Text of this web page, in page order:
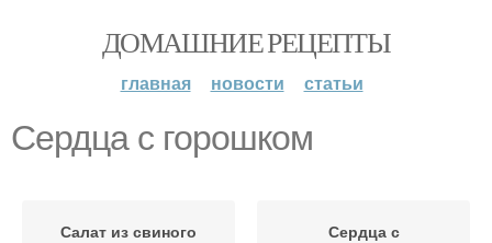
ДОМАШНИЕ РЕЦЕПТЫ
главная новости статьи
Сердца с горошком
Салат из свиного
Сердца с